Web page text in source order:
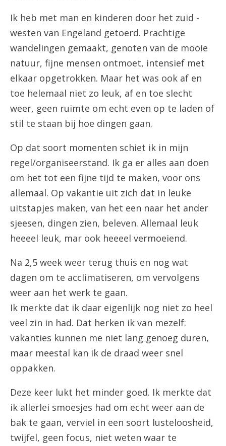
Ik heb met man en kinderen door het zuid -
westen van Engeland getoerd. Prachtige
wandelingen gemaakt, genoten van de mooie
natuur, fijne mensen ontmoet, intensief met
elkaar opgetrokken. Maar het was ook af en
toe helemaal niet zo leuk, af en toe slecht
weer, geen ruimte om echt even op te laden of
stil te staan bij hoe dingen gaan.
Op dat soort momenten schiet ik in mijn
regel/organiseerstand. Ik ga er alles aan doen
om het tot een fijne tijd te maken, voor ons
allemaal. Op vakantie uit zich dat in leuke
uitstapjes maken, van het een naar het ander
sjeesen, dingen zien, beleven. Allemaal leuk
heeeel leuk, mar ook heeeel vermoeiend.
Na 2,5 week weer terug thuis en nog wat
dagen om te acclimatiseren, om vervolgens
weer aan het werk te gaan.
Ik merkte dat ik daar eigenlijk nog niet zo heel
veel zin in had. Dat herken ik van mezelf:
vakanties kunnen me niet lang genoeg duren,
maar meestal kan ik de draad weer snel
oppakken.
Deze keer lukt het minder goed. Ik merkte dat
ik allerlei smoesjes had om echt weer aan de
bak te gaan, verviel in een soort lusteloosheid,
twijfel, geen focus, niet weten waar te